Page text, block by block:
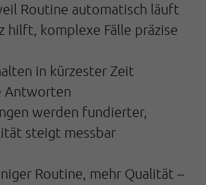
Routine automatisch läuft
hilft, komplexe Fälle präzise
in kürzester Zeit
Antworten
werden fundierter,
steigt messbar
Routine, mehr Qualität –